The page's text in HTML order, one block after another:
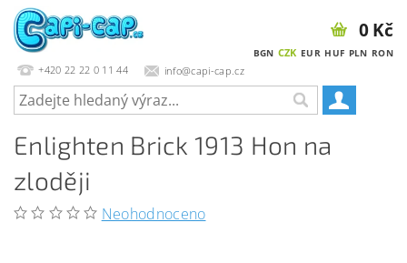
+420 22 22 0 11 44 info@capi-cap.cz
BGN CZK EUR HUF PLN RON
0 Kč
Enlighten Brick 1913 Hon na
zloději
Neohodnoceno